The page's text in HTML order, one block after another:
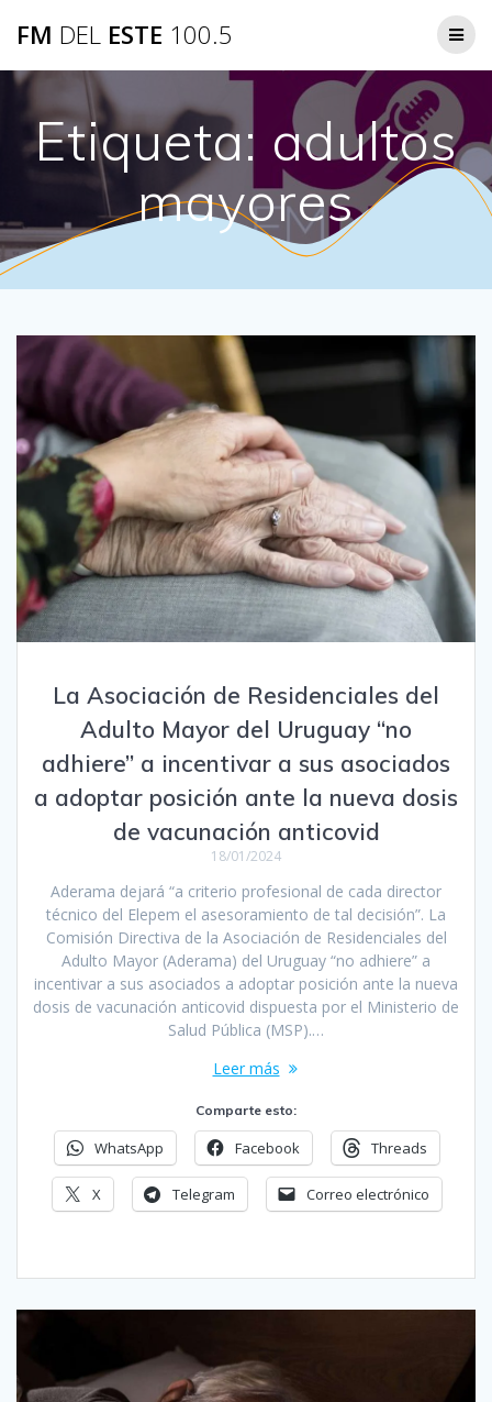
FM DEL ESTE 100.5
Etiqueta: adultos
mayores
La Asociación de Residenciales del
Adulto Mayor del Uruguay “no
adhiere” a incentivar a sus asociados
a adoptar posición ante la nueva dosis
de vacunación anticovid
18/01/2024
Aderama dejará “a criterio profesional de cada director
técnico del Elepem el asesoramiento de tal decisión”. La
Comisión Directiva de la Asociación de Residenciales del
Adulto Mayor (Aderama) del Uruguay “no adhiere” a
incentivar a sus asociados a adoptar posición ante la nueva
dosis de vacunación anticovid dispuesta por el Ministerio de
Salud Pública (MSP).…
Leer más
Comparte esto:
WhatsApp Facebook Threads
X Telegram Correo electrónico